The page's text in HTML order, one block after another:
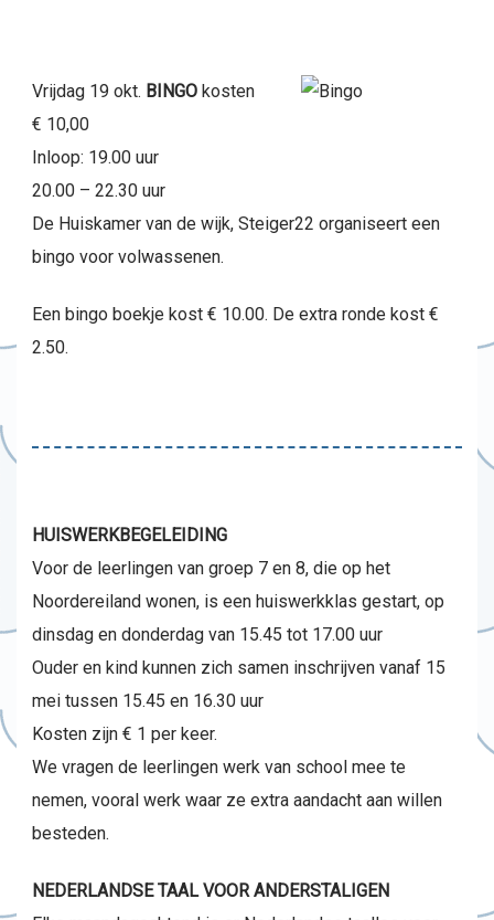
Vrijdag 19 okt. BINGO kosten
€ 10,00
Inloop: 19.00 uur
20.00 – 22.30 uur
De Huiskamer van de wijk, Steiger22 organiseert een
bingo voor volwassenen.
Een bingo boekje kost € 10.00. De extra ronde kost €
2.50.
HUISWERKBEGELEIDING
Voor de leerlingen van groep 7 en 8, die op het
Noordereiland wonen, is een huiswerkklas gestart, op
dinsdag en donderdag van 15.45 tot 17.00 uur
Ouder en kind kunnen zich samen inschrijven vanaf 15
mei tussen 15.45 en 16.30 uur
Kosten zijn € 1 per keer.
We vragen de leerlingen werk van school mee te
nemen, vooral werk waar ze extra aandacht aan willen
besteden.
NEDERLANDSE TAAL VOOR ANDERSTALIGEN